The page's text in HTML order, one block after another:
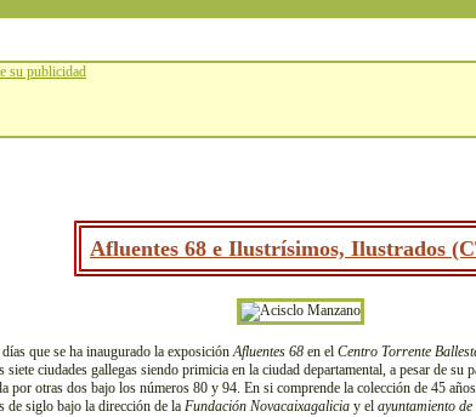
Afluentes 68 e Ilustrísimos, Ilustrados
que se ha inaugurado la exposiciónAfluentes 68 en el Centro Torrente
siete ciudades gallegas siendo primicia en la ciudad departamental, a pesar de su
por otras dos bajo los números 80 y 94. En si comprende la colección de 45
de siglo bajo la dirección de la Fundación Novacaixagalicia y el ayuntamiento